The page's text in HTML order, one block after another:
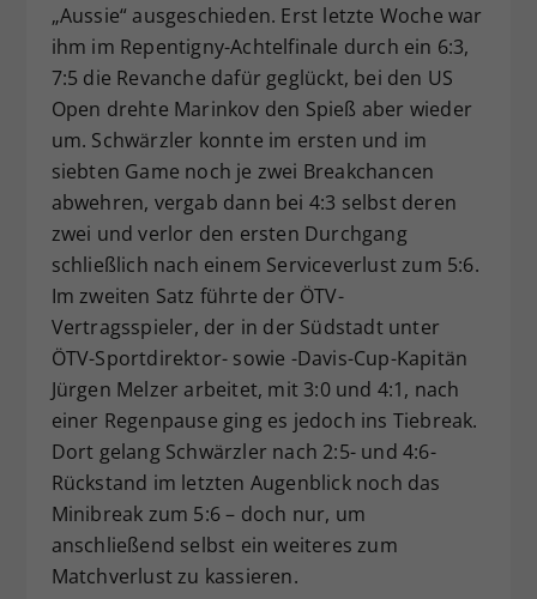
„Aussie“ ausgeschieden. Erst letzte Woche war
ihm im Repentigny-Achtelfinale durch ein 6:3,
7:5 die Revanche dafür geglückt, bei den US
Open drehte Marinkov den Spieß aber wieder
um. Schwärzler konnte im ersten und im
siebten Game noch je zwei Breakchancen
abwehren, vergab dann bei 4:3 selbst deren
zwei und verlor den ersten Durchgang
schließlich nach einem Serviceverlust zum 5:6.
Im zweiten Satz führte der ÖTV-
Vertragsspieler, der in der Südstadt unter
ÖTV-Sportdirektor- sowie -Davis-Cup-Kapitän
Jürgen Melzer arbeitet, mit 3:0 und 4:1, nach
einer Regenpause ging es jedoch ins Tiebreak.
Dort gelang Schwärzler nach 2:5- und 4:6-
Rückstand im letzten Augenblick noch das
Minibreak zum 5:6 – doch nur, um
anschließend selbst ein weiteres zum
Matchverlust zu kassieren.